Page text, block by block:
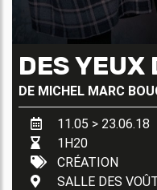
DES YEUX
DE MICHEL MARC
11.05 > 23.06.18
1H20
CRÉATION
SALLE DES